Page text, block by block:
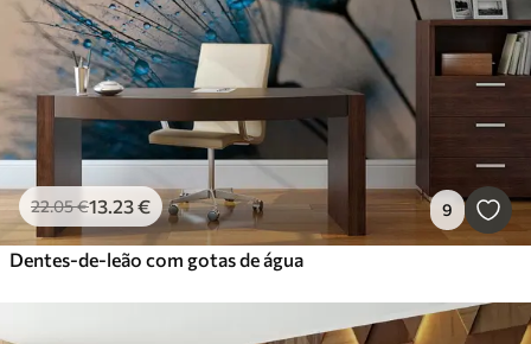
22.05€13 .23€ 9
Dentes-de-leão com gotas de água